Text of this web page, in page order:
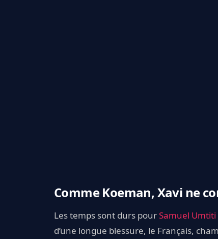
Comme Koeman, Xavi ne
Les temps sont durs pourSamuel Umtiti
d’une longue blessure, le Français,